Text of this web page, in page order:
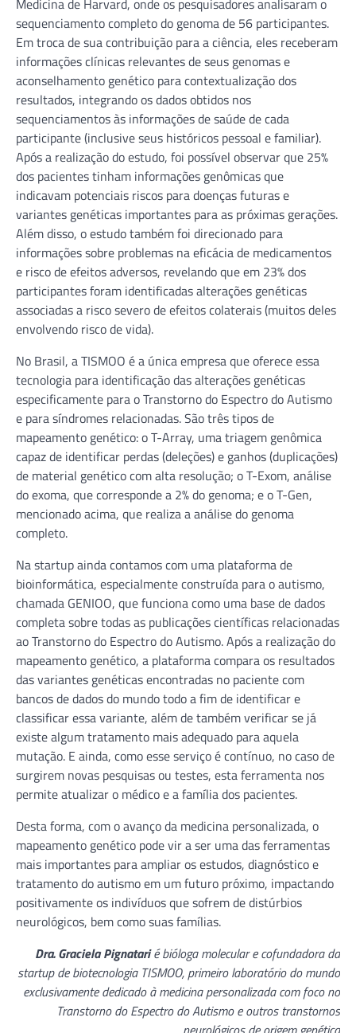
sequenciamento completo do genoma de 56 participantes.
Em troca de sua contribuição para a ciência, eles receberam
informações clínicas relevantes de seus genomas e
aconselhamento genético para contextualização dos
resultados, integrando os dados obtidos nos
sequenciamentos às informações de saúde de cada
participante (inclusive seus históricos pessoal e familiar).
Após a realização do estudo, foi possível observar que 25%
dos pacientes tinham informações genômicas que
indicavam potenciais riscos para doenças futuras e
variantes genéticas importantes para as próximas gerações.
Além disso, o estudo também foi direcionado para
informações sobre problemas na eficácia de medicamentos
e risco de efeitos adversos, revelando que em 23% dos
participantes foram identificadas alterações genéticas
associadas a risco severo de efeitos colaterais (muitos deles
envolvendo risco de vida).
No Brasil, a TISMOO é a única empresa que oferece essa
tecnologia para identificação das alterações genéticas
especificamente para o Transtorno do Espectro do Autismo
e para síndromes relacionadas. São três tipos de
mapeamento genético: o T-Array, uma triagem genômica
capaz de identificar perdas (deleções) e ganhos (duplicações)
de material genético com alta resolução; o T-Exom, análise
do exoma, que corresponde a 2% do genoma; e o T-Gen,
mencionado acima, que realiza a análise do genoma
completo.
Na startup ainda contamos com uma plataforma de
bioinformática, especialmente construída para o autismo,
chamada GENIOO, que funciona como uma base de dados
completa sobre todas as publicações científicas relacionadas
ao Transtorno do Espectro do Autismo. Após a realização do
mapeamento genético, a plataforma compara os resultados
das variantes genéticas encontradas no paciente com
bancos de dados do mundo todo a fim de identificar e
classificar essa variante, além de também verificar se já
existe algum tratamento mais adequado para aquela
mutação. E ainda, como esse serviço é contínuo, no caso de
surgirem novas pesquisas ou testes, esta ferramenta nos
permite atualizar o médico e a família dos pacientes.
Desta forma, com o avanço da medicina personalizada, o
mapeamento genético pode vir a ser uma das ferramentas
mais importantes para ampliar os estudos, diagnóstico e
tratamento do autismo em um futuro próximo, impactando
positivamente os indivíduos que sofrem de distúrbios
neurológicos, bem como suas famílias.
Dra. Graciela Pignatarié bióloga molecular e cofundadora da
startup de biotecnologia TISMOO, primeiro laboratório do mundo
exclusivamente dedicado à medicina personalizada com foco no
Transtorno do Espectro do Autismo e outros transtornos